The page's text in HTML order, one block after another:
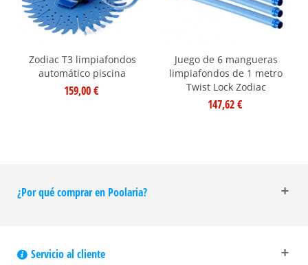
Zodiac T3 limpiafondos
automático piscina
159,00 €
Juego de 6 mangueras
limpiafondos de 1 metro
Twist Lock Zodiac
147,62 €
¿Por qué comprar en Poolaria?
Servicio al cliente